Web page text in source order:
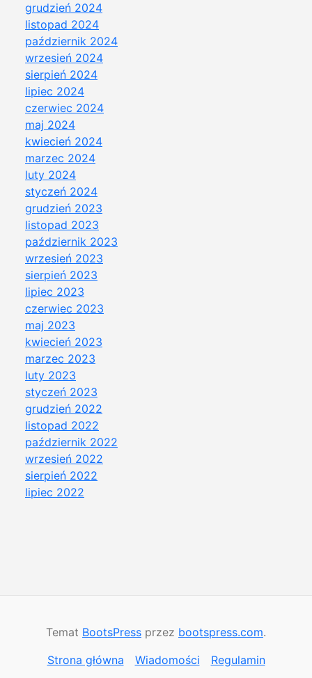
grudzień 2024
listopad 2024
październik 2024
wrzesień 2024
sierpień 2024
lipiec 2024
czerwiec 2024
maj 2024
kwiecień 2024
marzec 2024
luty 2024
styczeń 2024
grudzień 2023
listopad 2023
październik 2023
wrzesień 2023
sierpień 2023
lipiec 2023
czerwiec 2023
maj 2023
kwiecień 2023
marzec 2023
luty 2023
styczeń 2023
grudzień 2022
listopad 2022
październik 2022
wrzesień 2022
sierpień 2022
lipiec 2022
Temat BootsPress przez bootspress.com.
Strona główna
Wiadomości Regulamin